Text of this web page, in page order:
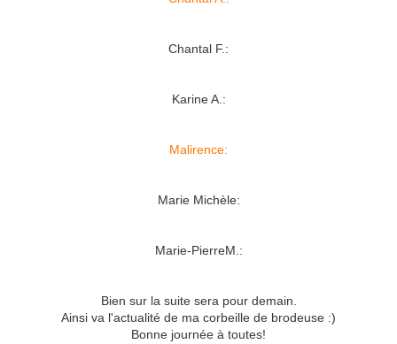
Chantal F.:
Karine A.:
Malirence:
Marie Michèle:
Marie-PierreM.:
Bien sur la suite sera pour demain.
Ainsi va l'actualité de ma corbeille de brodeuse :)
Bonne journée à toutes!